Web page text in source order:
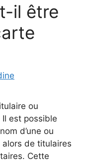
il être
ou
est possible
d’une ou
alors de titulaires
Cette